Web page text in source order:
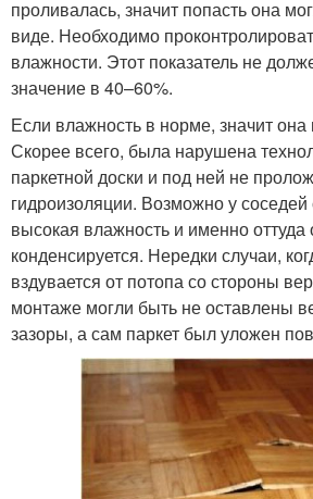
проливалась, значит попасть она
виде. Необходимо
влажности. Этот показатель не
значение в 40–60%.
Если влажность в норме, значит она
Скорее всего, была нарушена
паркетной доски и под ней не
гидроизоляции. Возможно у соседей
высокая влажность и именно оттуда
конденсируется. Нередки случаи,
вздувается от потопа со стороны
монтаже могли быть не оставлены
зазоры, а сам паркет был уложен